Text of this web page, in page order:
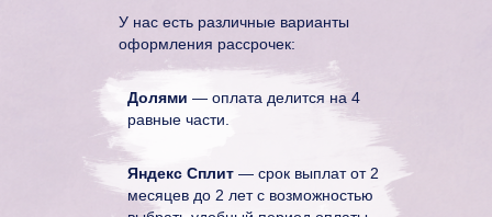
У нас есть различные варианты
оформления рассрочек:
Долями — оплата делится на 4
равные части.
Яндекс Сплит — срок выплат от 2
месяцев до 2 лет с возможностью